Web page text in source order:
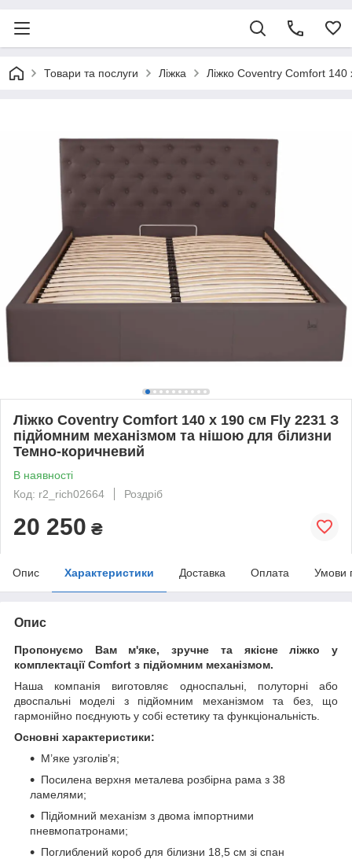
Товари та послуги Ліжка Ліжко Coventry Comfort
Ліжко Coventry Comfort 140 х 190 см Fly 2231 З
підйомним механізмом та нішою для білизни
Темно-коричневий
В наявності
Код: r2_rich02664
Роздріб
20 250 ₴
Опис Характеристики Доставка Оплата Умови
Опис
Пропонуємо Вам м'яке, зручне та якiсне ліжко у
комплектації Comfort з підйомним механізмом.
Наша компанія виготовляє односпальні, полуторні або
двоспальні моделі з підйомним механізмом та без, що
гармонійно поєднують у собі естетику та функціональність.
Основні характеристики:
М’яке узголів’я;
Посилена верхня металева розбірна рама з 38
ламелями;
Підйомний механізм з двома імпортними
пневмопатронами;
Поглиблений короб для білизни 18,5 см зі спан